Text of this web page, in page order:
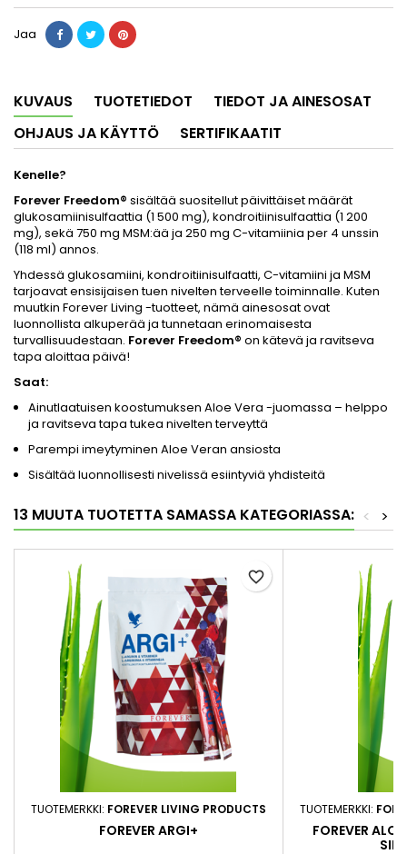
Jaa
KUVAUS TUOTETIEDOT
TIEDOT JA AINESOSAT
OHJAUS JA KÄYTTÖ
SERTIFIKAATIT
Kenelle?
Forever Freedom® sisältää suositellut päivittäiset määrät
glukosamiinisulfaattia (1 500 mg), kondroitiinisulfaattia (1 200
mg), sekä 750 mg MSM:ää ja 250 mg C-vitamiinia per 4 unssin
(118 ml) annos.
Yhdessä glukosamiini, kondroitiinisulfaatti, C-vitamiini ja MSM
tarjoavat ensisijaisen tuen nivelten terveelle toiminnalle. Kuten
muutkin Forever Living -tuotteet, nämä ainesosat ovat
luonnollista alkuperää ja tunnetaan erinomaisesta
turvallisuudestaan. Forever Freedom® on kätevä ja ravitseva
tapa aloittaa päivä!
Saat:
Ainutlaatuisen koostumuksen Aloe Vera -juomassa – helppo
ja ravitseva tapa tukea nivelten terveyttä
Parempi imeytyminen Aloe Veran ansiosta
Sisältää luonnollisesti nivelissä esiintyviä yhdisteitä
13 MUUTA TUOTETTA SAMASSA KATEGORIASSA: >
<
TUOTEMERKKI: FOREVER LIVING PRODUCTS
FOREVER ARGI+
favorite_border
TUOTEMERKKI:
FOREVER